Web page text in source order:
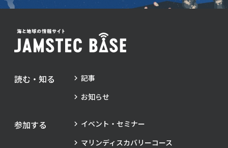
読む・知る
記事
お知らせ
参加する
イベント・セミナー
マリンディスカバリーコース